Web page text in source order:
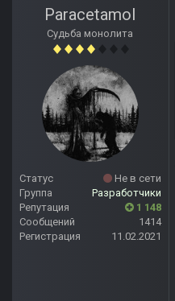
Paracetamol
Судьба монолита
Статус
Не в сети
Группа
Разработчики
Репутация
1 148
Сообщений
1414
Регистрация
11.02.2021